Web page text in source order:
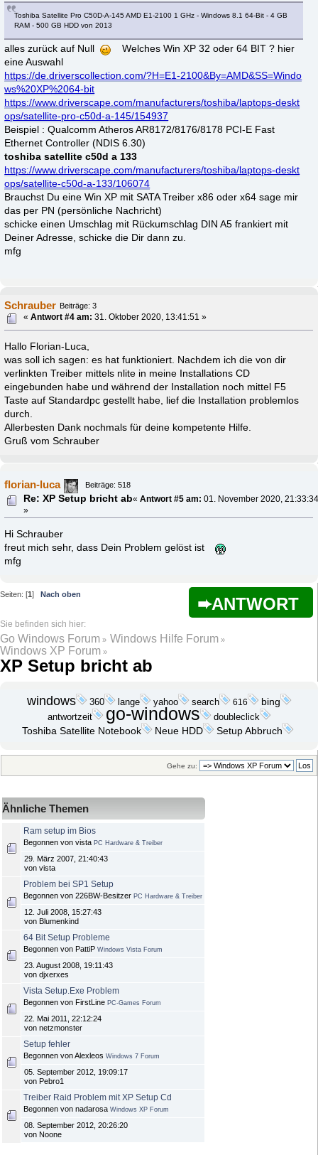
Toshiba Satellite Pro C50D-A-145 AMD E1-2100 1 GHz - Windows 8.1 64-Bit - 4 GB
RAM - 500 GB HDD von 2013
alles zurück auf Null
Welches Win XP 32 oder 64 BIT ? hier
eine Auswahl
https://de.driverscollection.com/?H=E1-2100&By=AMD&SS=Windo
ws%20XP%2064-bit
https://www.driverscape.com/manufacturers/toshiba/laptops-deskt
ops/satellite-pro-c50d-a-145/154937
Beispiel : Qualcomm Atheros AR8172/8176/8178 PCI-E Fast
Ethernet Controller (NDIS 6.30)
toshiba satellite c50d a 133
https://www.driverscape.com/manufacturers/toshiba/laptops-deskt
ops/satellite-c50d-a-133/106074
Brauchst Du eine Win XP mit SATA Treiber x86 oder x64 sage mir
das per PN (persönliche Nachricht)
schicke einen Umschlag mit Rückumschlag DIN A5 frankiert mit
Deiner Adresse, schicke die Dir dann zu.
mfg
Schrauber Beiträge: 3
«Antwort #4 am: 31. Oktober 2020, 13:41:51 »
Hallo Florian-Luca,
was soll ich sagen: es hat funktioniert. Nachdem ich die von dir
verlinkten Treiber mittels nlite in meine Installations CD
eingebunden habe und während der Installation noch mittel F5
Taste auf Standardpc gestellt habe, lief die Installation problemlos
durch.
Allerbesten Dank nochmals für deine kompetente Hilfe.
Gruß vom Schrauber
florian-luca Beiträge: 518
Re: XP Setup bricht ab«Antwort #5 am: 01. November 2020,
»
Hi Schrauber
freut mich sehr, dass Dein Problem gelöst ist
mfg
ANTWORT
Seiten: [1] Nach oben
Go Windows Forum » Windows Hilfe Forum »
Windows XP Forum »
XP Setup bricht ab
windows 360 lange yahoo search 616 bing
antwortzeit go-windows doubleclick
Toshiba Satellite Notebook Neue HDD Setup Abbruch
Gehe zu:
Ähnliche Themen
Ram setup im Bios
Begonnen von vista PC Hardware & Treiber
29. März 2007, 21:40:43
von vista
Problem bei SP1 Setup
Begonnen von 226BW-Besitzer PC Hardware & Treiber
12. Juli 2008, 15:27:43
von Blumenkind
64 Bit Setup Probleme
Begonnen von PattiP Windows Vista Forum
23. August 2008, 19:11:43
von djxerxes
Vista Setup.Exe Problem
Begonnen von FirstLine PC-Games Forum
22. Mai 2011, 22:12:24
von netzmonster
Setup fehler
Begonnen von Alexleos Windows 7 Forum
05. September 2012, 19:09:17
von Pebro1
Treiber Raid Problem mit XP Setup Cd
Begonnen von nadarosa Windows XP Forum
08. September 2012, 20:26:20
von Noone